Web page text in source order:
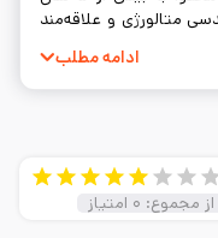
متالورژی و علاقه‌مند
ادامه مطلب
از مجموع: ۰ امتیاز